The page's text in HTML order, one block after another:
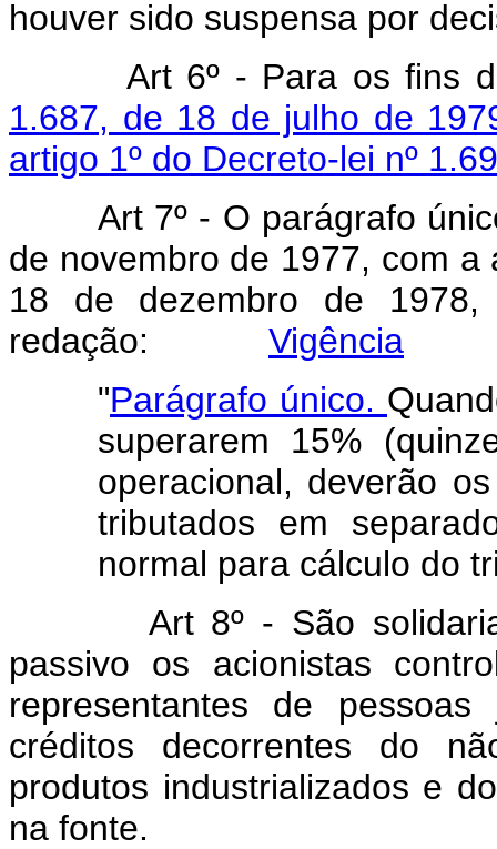
houver sido suspensa por
Art 6º - Para os fins
1.687, de 18 de julho de
artigo 1º do Decreto-lei nº
Art 7º - O parágrafo
de novembro de 1977, com a
18 de dezembro de
redação: Vigência
"Parágrafo único.
superarem 15%
operacional, deverão
tributados em
normal para
Art 8º - São
passivo os acionistas
representantes de
créditos decorrentes do
produtos industrializados e
na fonte.